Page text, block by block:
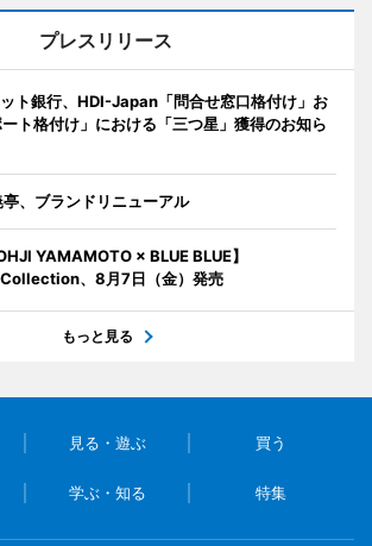
プレスリリース
ト銀行、HDI-Japan「問合せ窓口格付け」お
ト格付け」における「三つ星」獲得のお知ら
、ブランドリニューアル
YAMAMOTO × BLUE BLUE】
、8月7日（金）発売
もっと見る
見る・遊ぶ 買う
学ぶ・知る 特集